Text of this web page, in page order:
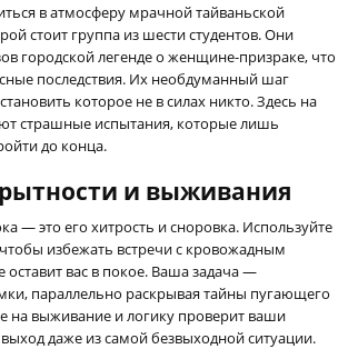
в атмосферу мрачной тайваньской
стоит группа из шести студентов. Они
городской легенде о женщине-призраке, что
последствия. Их необдуманный шаг
которое не в силах никто. Здесь на
страшные испытания, которые лишь
до конца.
и выживания
— это его хитрость и сноровка. Используйте
избежать встречи с кровожадным
вас в покое. Ваша задача —
параллельно раскрывая тайны пугающего
на выживание и логику проверит ваши
даже из самой безвыходной ситуации.